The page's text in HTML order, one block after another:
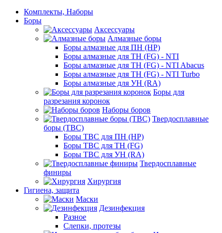
Комплекты, Наборы
Боры
Аксессуары
Алмазные боры
Боры алмазные для ПН (HP)
Боры алмазные для ТН (FG) - NTI
Боры алмазные для ТН (FG) - NTI Abacus
Боры алмазные для ТН (FG) - NTI Turbo
Боры алмазные для УН (RA)
Боры для
разрезания коронок
Наборы боров
Твердосплавные
боры (ТВС)
Боры ТВС для ПН (HP)
Боры ТВС для ТН (FG)
Боры ТВС для УН (RA)
Твердосплавные
финиры
Хирургия
Гигиена, защита
Маски
Дезинфекция
Разное
Слепки, протезы